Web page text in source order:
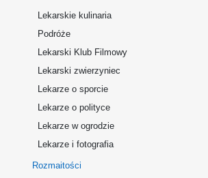
Lekarskie kulinaria
Podróże
Lekarski Klub Filmowy
Lekarski zwierzyniec
Lekarze o sporcie
Lekarze o polityce
Lekarze w ogrodzie
Lekarze i fotografia
Rozmaitości